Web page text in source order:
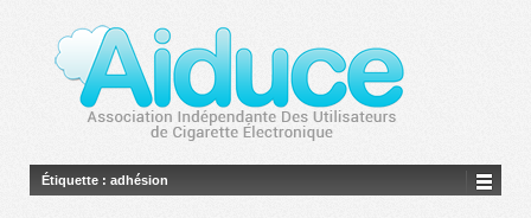
Étiquette : adhésion